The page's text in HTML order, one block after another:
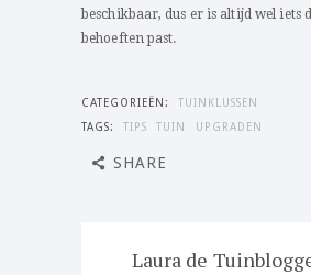
beschikbaar, dus er is altijd wel iets
behoeften past.
CATEGORIEËN:
TUINKLUSSEN
TAGS:
TIPS TUIN UPGRADEN
SHARE
Laura de